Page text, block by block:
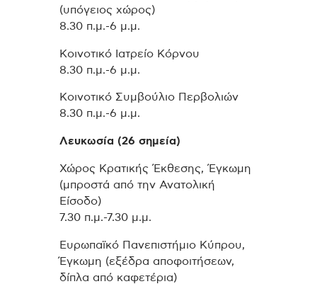
(υπόγειος χώρος)
8.30 π.μ.-6 μ.μ.
Κοινοτικό Ιατρείο Κόρνου
8.30 π.μ.-6 μ.μ.
Κοινοτικό Συμβούλιο Περβολιών
8.30 π.μ.-6 μ.μ.
Λευκωσία (26 σημεία)
Χώρος Κρατικής Έκθεσης, Έγκωμη
(μπροστά από την Ανατολική
Είσοδο)
7.30 π.μ.-7.30 μ.μ.
Ευρωπαϊκό Πανεπιστήμιο Κύπρου,
Έγκωμη (εξέδρα αποφοιτήσεων,
δίπλα από καφετέρια)